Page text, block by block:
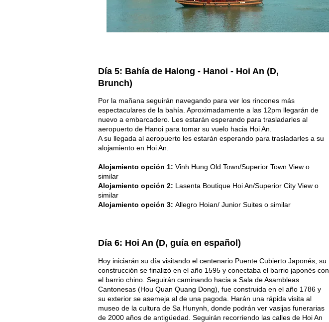
Día 5: Bahía de Halong - Hanoi - Hoi An (D,
Brunch)
Por la mañana seguirán navegando para ver los rincones más
espectaculares de la bahía. Aproximadamente a las 12pm llegarán de
nuevo a embarcadero. Les estarán esperando para trasladarles al
aeropuerto de Hanoi para tomar su vuelo hacia Hoi An.
A su llegada al aeropuerto les estarán esperando para trasladarles a su
alojamiento en Hoi An.
Alojamiento opción 1: Vinh Hung Old Town/Superior Town View o
similar
Alojamiento opción 2: Lasenta Boutique Hoi An/Superior City View o
similar
Alojamiento opción 3: Allegro Hoian/ Junior Suites o similar
Día 6: Hoi An (D, guía en español)
Hoy iniciarán su día visitando el centenario Puente Cubierto Japonés, su
construcción se finalizó en el año 1595 y conectaba el barrio japonés con
el barrio chino. Seguirán caminando hacia a Sala de Asambleas
Cantonesas (Hou Quan Quang Dong), fue construida en el año 1786 y
su exterior se asemeja al de una pagoda. Harán una rápida visita al
museo de la cultura de Sa Hunynh, donde podrán ver vasijas funerarias
de 2000 años de antigüedad. Seguirán recorriendo las calles de Hoi An